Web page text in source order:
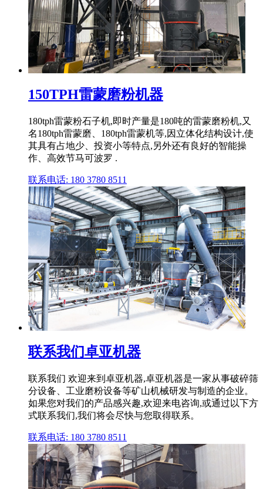
150TPH雷蒙磨粉机器
180tph雷蒙粉石子机,即时产量是180吨的雷蒙磨粉机,又
名180tph雷蒙磨、180tph雷蒙机等,因立体化结构设计,使
其具有占地少、投资小等特点,另外还有良好的智能操
作、高效节马可波罗 .
联系电话: 180 3780 8511
联系我们卓亚机器
联系我们 欢迎来到卓亚机器,卓亚机器是一家从事破碎筛
分设备、工业磨粉设备等矿山机械研发与制造的企业。
如果您对我们的产品感兴趣,欢迎来电咨询,或通过以下方
式联系我们,我们将会尽快与您取得联系。
联系电话: 180 3780 8511